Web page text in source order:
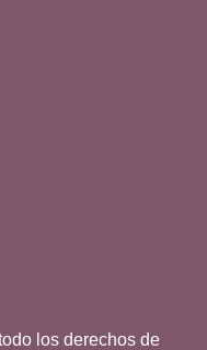
los derechos de